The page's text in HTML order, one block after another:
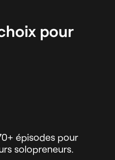
pour
épisodes pour
solopreneurs.